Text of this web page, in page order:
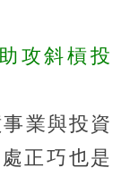
攻斜槓投
業與投資
正巧也是